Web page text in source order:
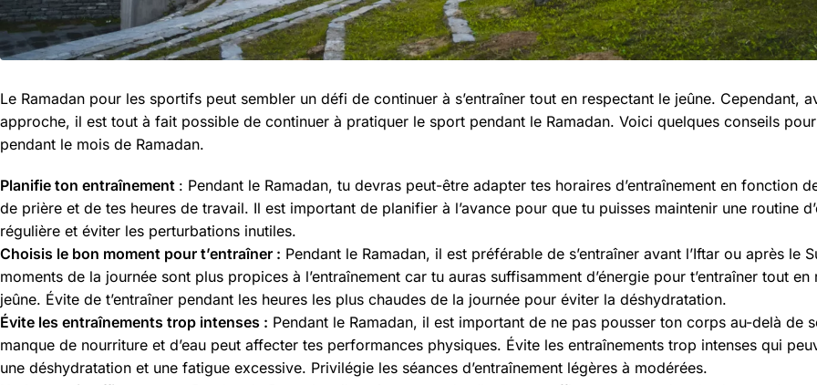
Le Ramadan pour les sportifs peut sembler un défi de continuer à s’entraîner tout en respectant le jeûne. Cependant,
approche, il est tout à fait possible de continuer à pratiquer le sport pendant le Ramadan. Voici quelques conseils
pendant le mois de Ramadan.
Planifie ton entraînement : Pendant le Ramadan, tu devras peut-être adapter tes horaires d’entraînement en fonction
de prière et de tes heures de travail. Il est important de planifier à l’avance pour que tu puisses maintenir une routine
régulière et éviter les perturbations inutiles.
Choisis le bon moment pour t’entraîner : Pendant le Ramadan, il est préférable de s’entraîner avant l’Iftar ou après le
moments de la journée sont plus propices à l’entraînement car tu auras suffisamment d’énergie pour t’entraîner tout en
jeûne. Évite de t’entraîner pendant les heures les plus chaudes de la journée pour éviter la déshydratation.
Évite les entraînements trop intenses : Pendant le Ramadan, il est important de ne pas pousser ton corps au-delà de
manque de nourriture et d’eau peut affecter tes performances physiques. Évite les entraînements trop intenses qui
une déshydratation et une fatigue excessive. Privilégie les séances d’entraînement légères à modérées.